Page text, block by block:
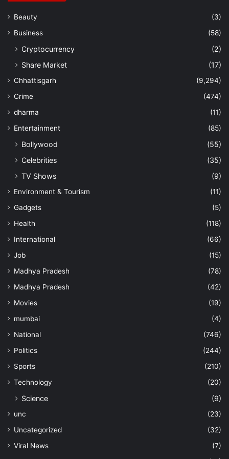
Beauty
(3)
Business
(58)
Cryptocurrency
(2)
Share Market
(17)
Chhattisgarh
(9,294)
Crime
(474)
dharma
(11)
Entertainment
(85)
Bollywood
(55)
Celebrities
(35)
TV Shows
(9)
Environment & Tourism
(11)
Gadgets
(5)
Health
(118)
International
(66)
Job
(15)
Madhya Pradesh
(78)
Madhya Pradesh
(42)
Movies
(19)
mumbai
(4)
National
(746)
Politics
(244)
Sports
(210)
Technology
(20)
Science (9)
unc
(23)
Uncategorized
(32)
Viral News
(7)